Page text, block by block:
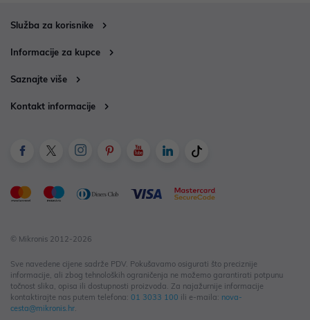
Služba za korisnike
Informacije za kupce
Saznajte više
Kontakt informacije
© Mikronis 2012-2026
Sve navedene cijene sadrže PDV. Pokušavamo osigurati što preciznije
informacije, ali zbog tehnoloških ograničenja ne možemo garantirati potpunu
točnost slika, opisa ili dostupnosti proizvoda. Za najažurnije informacije
kontaktirajte nas putem telefona: 01 3033 100 ili e-maila: nova-
cesta@mikronis.hr